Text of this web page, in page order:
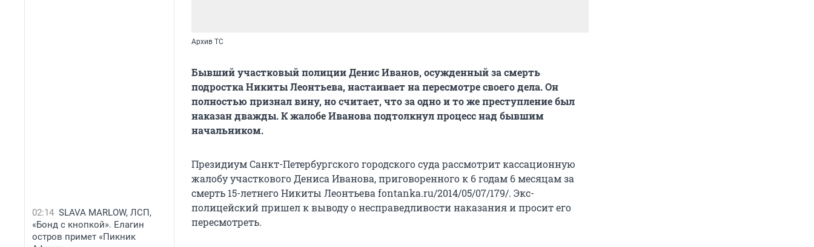
02:14 SLAVA MARLOW, ЛСП,
«Бонд с кнопкой». Елагин
остров примет «Пикник
Архив ТС
Бывший участковый полиции Денис Иванов, осужденный за смерть
подростка Никиты Леонтьева, настаивает на пересмотре своего дела. Он
полностью признал вину, но считает, что за одно и то же преступление был
наказан дважды. К жалобе Иванова подтолкнул процесс над бывшим
начальником.
Президиум Санкт-Петербургского городского суда рассмотрит кассационную
жалобу участкового Дениса Иванова, приговоренного к 6 годам 6 месяцам за
смерть 15-летнего Никиты Леонтьева fontanka.ru/2014/05/07/179/. Экс-
полицейский пришел к выводу о несправедливости наказания и просит его
пересмотреть.